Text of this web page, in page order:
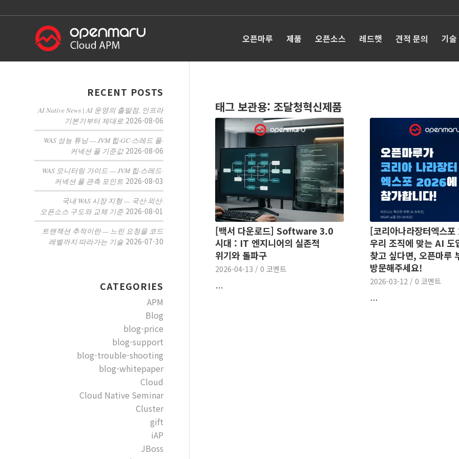
오픈마루 제품 오픈소스 레드햇 견적 문의 기술
태그 보관용: 조달청혁신제품
[백서 다운로드] Software 3.0
시대 : IT 엔지니어의 실존적
위기와 돌파구
2026-04-13 / 0 코멘트
…
[코리아나라장터엑스
우리 조직에 맞는 AI 도
찾고 싶다면, 오픈마루
방문해주세요!
2026-03-12 / 0 코멘트
…
RECENT POSTS
AI Native News | AI 운영의 출발점, 인프라
기본기부터 제대로 2026-08-06
WAS 성능 튜닝 — JVM 힙·GC·스레드 풀·
커넥션 풀 기준값 2026-08-06
WAS 모니터링 가이드 — JVM 힙·스레드·
커넥션 풀 관측 포인트 2026-08-03
국내 WAS 시장 지형 — 국산·외산·
오픈소스 구도와 교체 기준 2026-08-01
트랜잭션 추적이란 — 느린 요청을 코드
레벨까지 따라가는 기술 2026-07-30
CATEGORIES
APM
Blog
blog-price
blog-support
blog-trouble-shooting
blog-whitepaper
Cloud
Cloud Native Seminar
Cluster
gift
iAP
JBoss